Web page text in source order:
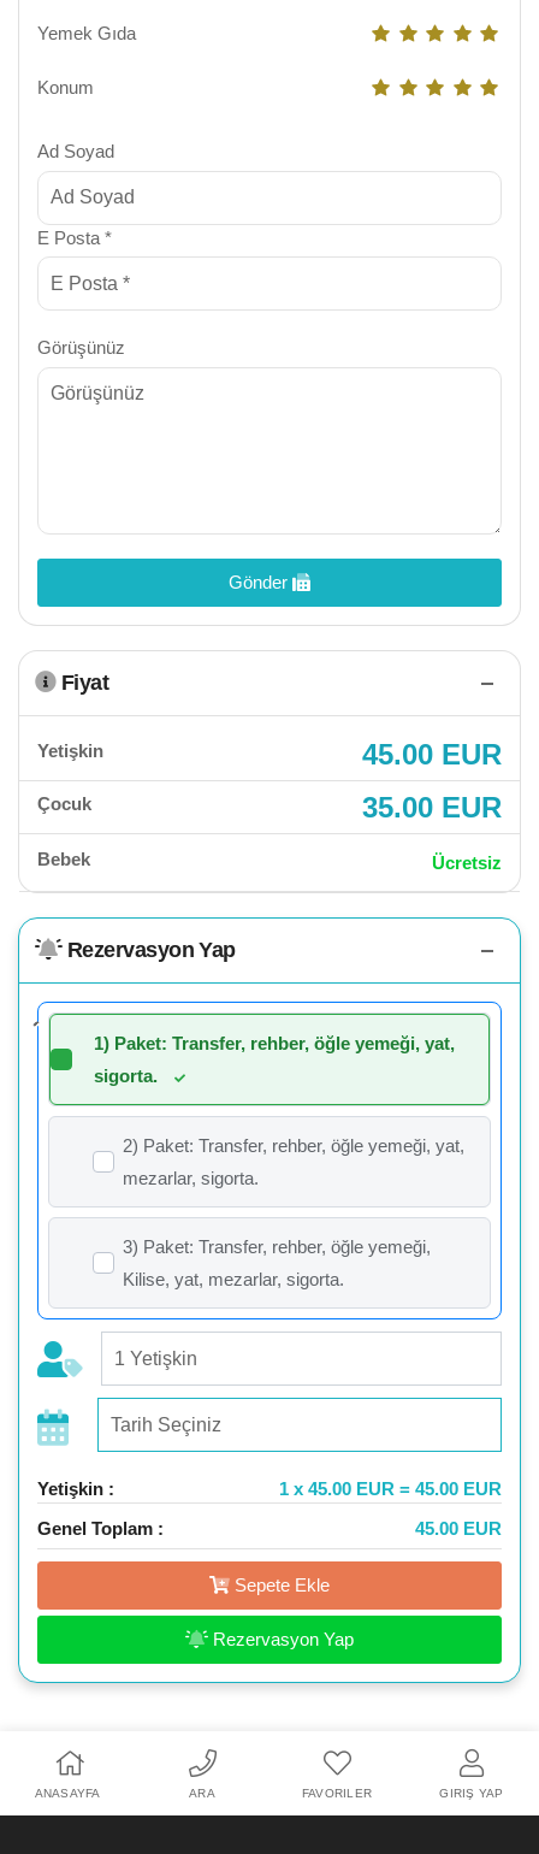
Yemek Gıda
Konum
Ad Soyad
E Posta *
Görüşünüz
Gönder
Fiyat
Yetişkin 45.00 EUR
Çocuk 35.00 EUR
Bebek Ücretsiz
Rezervasyon Yap
1) Paket: Transfer, rehber, öğle yemeği, yat,
sigorta.
2) Paket: Transfer, rehber, öğle yemeği, yat,
mezarlar, sigorta.
3) Paket: Transfer, rehber, öğle yemeği,
Kilise, yat, mezarlar, sigorta.
Yetişkin :
1 x 45.00 EUR = 45.00 EUR
Genel Toplam :
45.00 EUR
Sepete Ekle
Rezervasyon Yap
ANASAYFA ARA FAVORILER GIRIŞ YAP